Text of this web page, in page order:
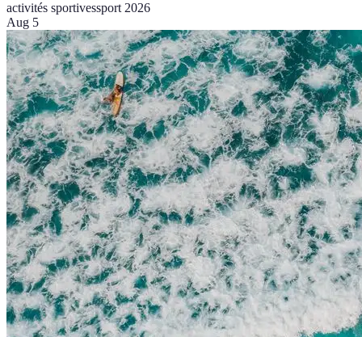
activités sportivessport 2026
Aug 5